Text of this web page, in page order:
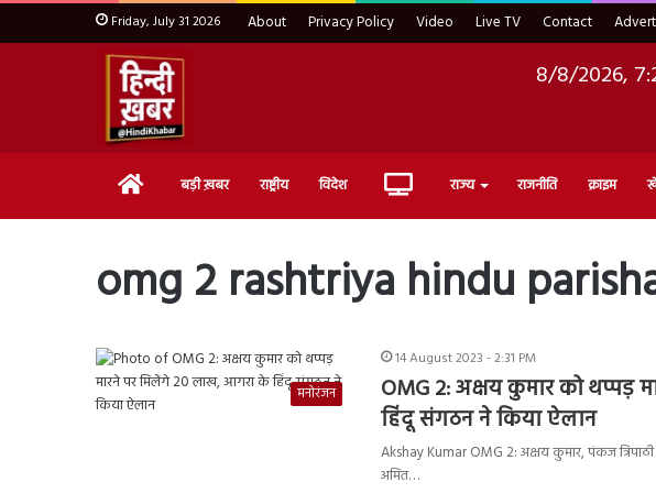
Friday, July 31 2026 About Privacy Policy Video Live TV Contact
8/8/2026,
Home बड़ी ख़बर राष्ट्रीय विदेश Live राज्य राजनीति क्राइम
omg 2 rashtriya hindu
मनोरंजन
14 August 2023 - 2:31 PM
OMG 2: अक्षय कुमार को थप्पड़
हिंदू संगठन ने किया ऐलान
Akshay Kumar OMG 2: अक्षय कुमार, पंकज त्रिपाठी
अमित…